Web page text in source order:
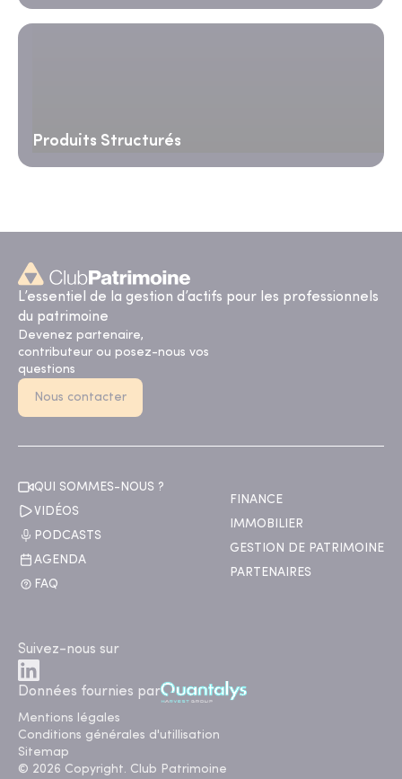
Produits Structurés
L’essentiel de la gestion d’actifs pour les professionnels
du patrimoine
Devenez partenaire,
contributeur ou posez-nous vos
questions
Nous contacter
QUI SOMMES-NOUS ?
VIDÉOS
PODCASTS
AGENDA
FAQ
FINANCE
IMMOBILIER
GESTION DE PATRIMOINE
PARTENAIRES
Suivez-nous sur
Données fournies par
Mentions légales
Conditions générales d'utillisation
Sitemap
© 2026 Copyright. Club Patrimoine